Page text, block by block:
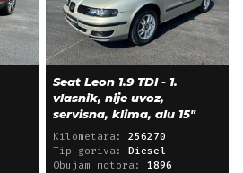
Seat Leon 1.9 TDI - 1.
vlasnik, nije uvoz,
servisna, klima, alu 15"
Kilometara: 256270
Tip goriva:
Diesel
Obujam motora: 1896